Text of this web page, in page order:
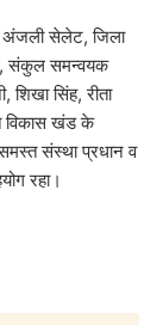
अंजली सेलेट, जिला
संकुल समन्वयक
शिखा सिंह, रीता
खंड के
संस्था प्रधान व
रहा।